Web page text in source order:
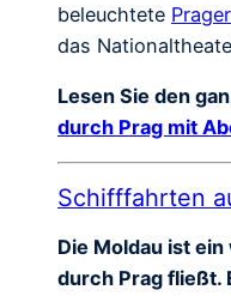
beleuchtete
das
Lesen Sie den
durch Prag mit
Schifffahrten
Die Moldau ist
durch Prag fließt.